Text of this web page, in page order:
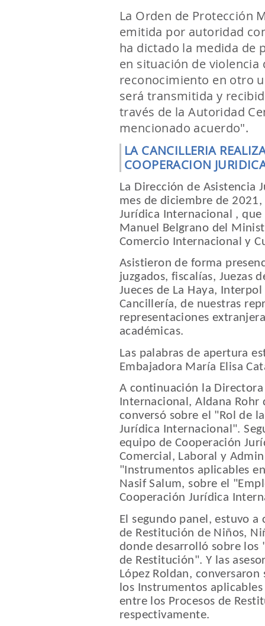
La Orden de Protección
emitida por autoridad
ha dictado la medida de
en situación de violencia
reconocimiento en otro
será transmitida y
través de la Autoridad
mencionado acuerdo".
LA CANCILLERIA
COOPERACION
La Dirección de Asistencia
mes de diciembre de
Jurídica Internacional ,
Manuel Belgrano del
Comercio Internacional y
Asistieron de forma
juzgados, fiscalías, Juezas
Jueces de La Haya,
Cancillería, de nuestras
representaciones
académicas.
Las palabras de apertura
Embajadora María Elisa
A continuación la
Internacional, Aldana
conversó sobre el "Rol de
Jurídica Internacional".
equipo de Cooperación
Comercial, Laboral y
"Instrumentos aplicables
Nasif Salum, sobre el
Cooperación Jurídica
El segundo panel, estuvo
de Restitución de Niños,
donde desarrolló sobre los
de Restitución". Y las
López Roldan,
los Instrumentos
entre los Procesos de
respectivamente.